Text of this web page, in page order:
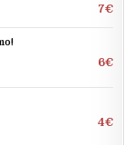
7€
6€
4€